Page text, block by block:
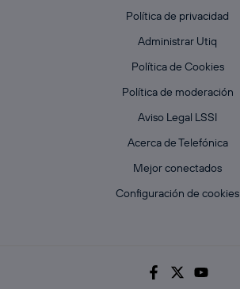
Política de privacidad
Administrar Utiq
Política de Cookies
Política de moderación
Aviso Legal LSSI
Acerca de Telefónica
Mejor conectados
Configuración de cookies